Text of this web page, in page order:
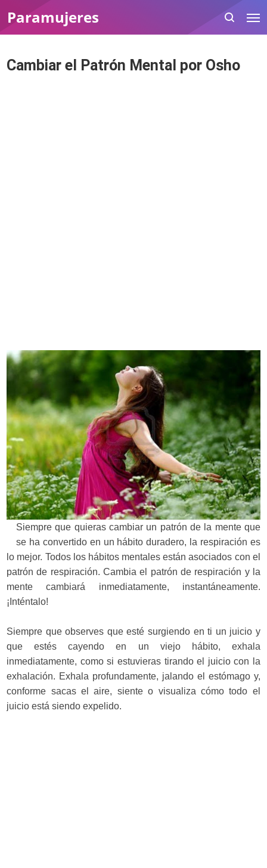
Paramujeres
Cambiar el Patrón Mental por Osho
Siempre que quieras cambiar un patrón de la mente que
se ha convertido en un hábito duradero, la respiración es
lo mejor. Todos los hábitos mentales están asociados con el
patrón de respiración. Cambia el patrón de respiración y la
mente cambiará inmediatamente, instantáneamente.
¡Inténtalo!
Siempre que observes que esté surgiendo en ti un juicio y
que estés cayendo en un viejo hábito, exhala
inmediatamente, como si estuvieras tirando el juicio con la
exhalación. Exhala profundamente, jalando el estómago y,
conforme sacas el aire, siente o visualiza cómo todo el
juicio está siendo expelido.